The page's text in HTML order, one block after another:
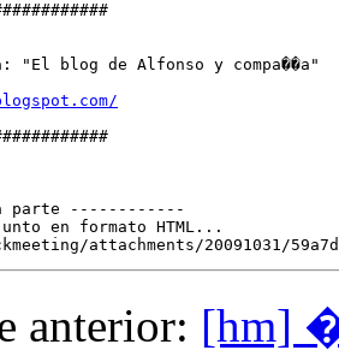
"El blog de Alfonso y compa��a"
parte ------------
en formato HTML...
anterior: [hm]